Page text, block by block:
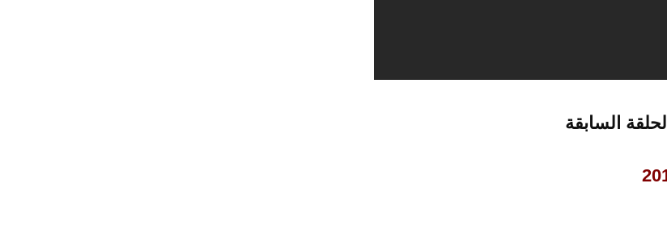
الحلقة السابقة